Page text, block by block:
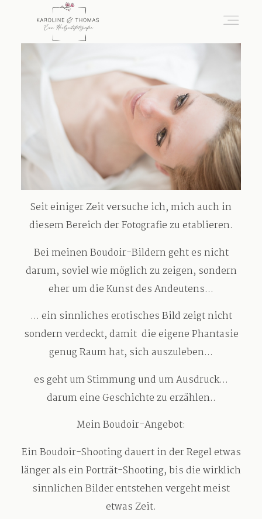
Seit einiger Zeit versuche ich, mich auch in
diesem Bereich der Fotografie zu etablieren.
Bei meinen Boudoir-Bildern geht es nicht
darum, soviel wie möglich zu zeigen, sondern
eher um die Kunst des Andeutens...
... ein sinnliches erotisches Bild zeigt nicht
sondern verdeckt, damit die eigene Phantasie
genug Raum hat, sich auszuleben...
es geht um Stimmung und um Ausdruck...
darum eine Geschichte zu erzählen..
Mein Boudoir-Angebot:
Ein Boudoir-Shooting dauert in der Regel etwas
länger als ein Porträt-Shooting, bis die wirklich
sinnlichen Bilder entstehen vergeht meist
etwas Zeit.
home
Hochzeit
das besondere Portrait
Infos / Preise
Kontakt
Impressum